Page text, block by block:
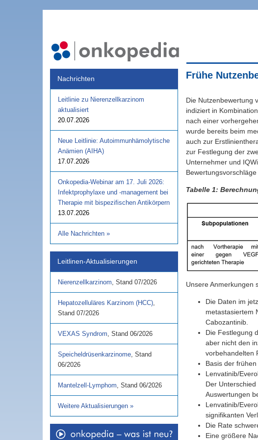
Nachrichten
Leitlinie zu Nierenzellkarzinom
aktualisiert
20.07.2026
Neue Leitlinie: Autoimmunhämolytische
Anämien (AIHA)
17.07.2026
Onkopedia-Webinar am 17. Juli 2026:
Infektprophylaxe und -management bei
Therapie mit bispezifischen Antikörpern
13.07.2026
Alle Nachrichten »
Leitlinen-Aktualisierungen
Nierenzellkarzinom, Stand 07/2026
Hepatozelluläres Karzinom (HCC),
Stand 07/2026
VEXAS Syndrom, Stand 06/2026
Speicheldrüsenkarzinome, Stand
06/2026
Mantelzell-Lymphom, Stand 06/2026
Weitere Aktualisierungen »
Frühe
Die Nutzenbewertung
indiziert in
nach einer
wurde bereits beim
auch zur
zur Festlegung der
Unternehmer und
Tabelle 1:
Unsere Anmerkungen
Die Daten im
metastasiertem
Cabozantinib.
Die Festlegung
aber nicht den
vorbehandelten
Basis der
Lenvatinib/
Der
Auswertungen
Lenvatinib/
signifikanten
Die Rate
Eine größere